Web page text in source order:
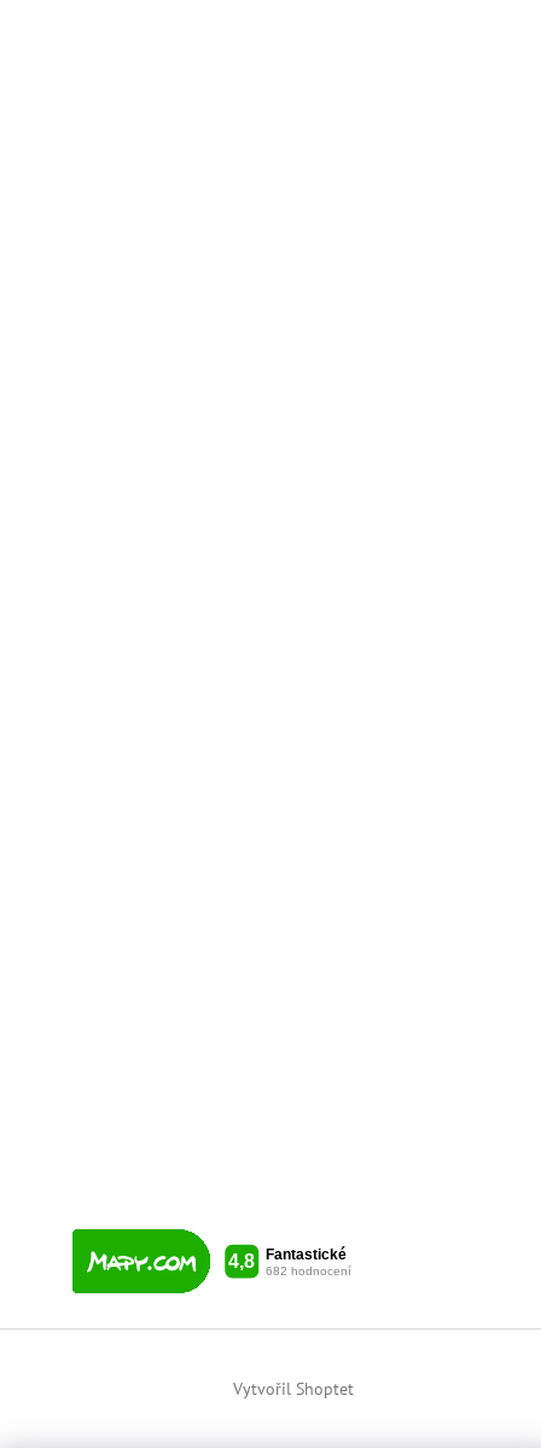
Vytvořil Shoptet